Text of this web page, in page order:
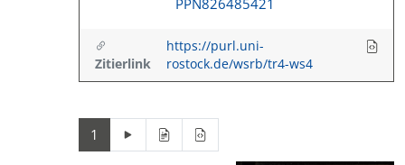
PPN826485421
Zitierlink
https://purl.uni-
rostock.de/wsrb/tr4-ws4
1